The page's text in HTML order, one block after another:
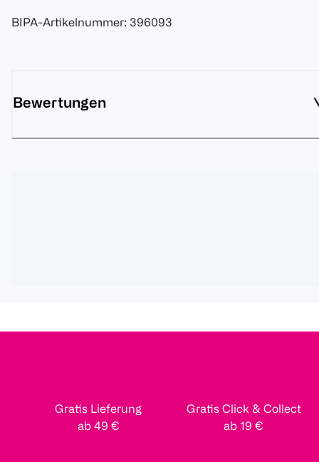
BIPA-Artikelnummer: 396093
Bewertungen
Gratis Lieferung
ab 49 €
Gratis Click & Collect
ab 19 €